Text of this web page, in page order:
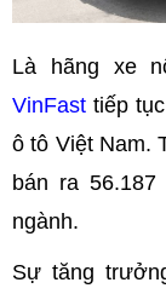
Là hãng xe
VinFast tiếp
ô tô Việt Nam.
bán ra
ngành.
Sự tăng